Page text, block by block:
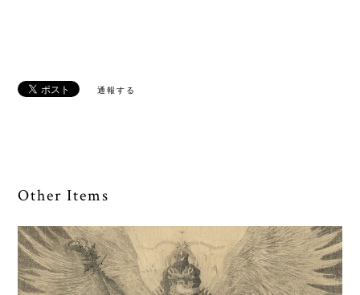
通報する
Other Items